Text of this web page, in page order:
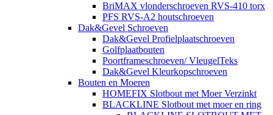
BriMAX vlonderschroeven RVS-410 torx
PFS RVS-A2 houtschroeven
Dak&Gevel Schroeven
Dak&Gevel Profielplaatschroeven
Golfplaatbouten
Poortframeschroeven/ VleugelTeks
Dak&Gevel Kleurkopschroeven
Bouten en Moeren
HOMEFIX Slotbout met Moer Verzinkt
BLACKLINE Slotbout met moer en ring